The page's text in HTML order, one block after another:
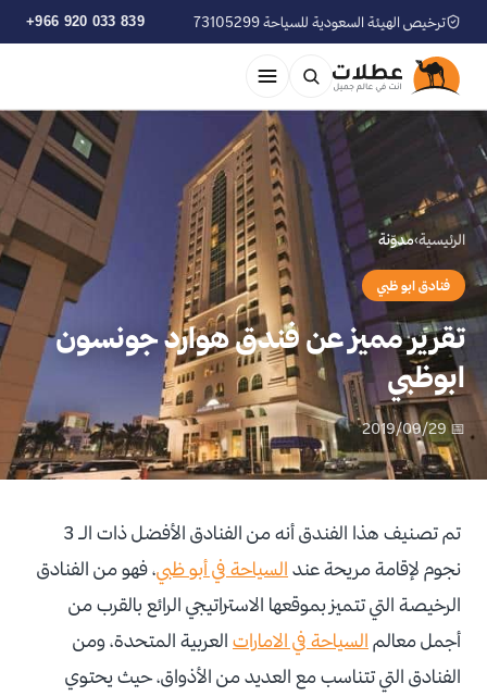
ترخيص الهيئة السعودية للسياحة 73105299 +966 920 033 839
الرئيسية›مدوّنة
فنادق ابو ظبي
تقرير مميز عن فندق هوارد جونسون
ابوظبي
📅 2019/09/29
تم تصنيف هذا الفندق أنه من الفنادق الأفضل ذات الـ 3
نجوم لإقامة مريحة عند السياحة في أبو ظبي، فهو من الفنادق
الرخيصة التي تتميز بموقعها الاستراتيجي الرائع بالقرب من
أجمل معالم السياحة في الامارات العربية المتحدة، ومن
الفنادق التي تتناسب مع العديد من الأذواق، حيث يحتوي